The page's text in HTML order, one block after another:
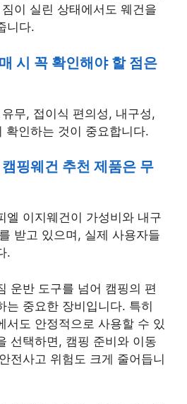
이 실린 상태에서도 웨건을
니다.
시 꼭 확인해야 할 점은
무, 접이식 편의성, 내구성,
확인하는 것이 중요합니다.
핑웨건 추천 제품은 무
엘 이지웨건이 가성비와 내구
받고 있으며, 실제 사용자들
.
운반 도구를 넘어 캠핑의 편
는 중요한 장비입니다. 특히
서도 안정적으로 사용할 수 있
선택하면, 캠핑 준비와 이동
전사고 위험도 크게 줄어듭니